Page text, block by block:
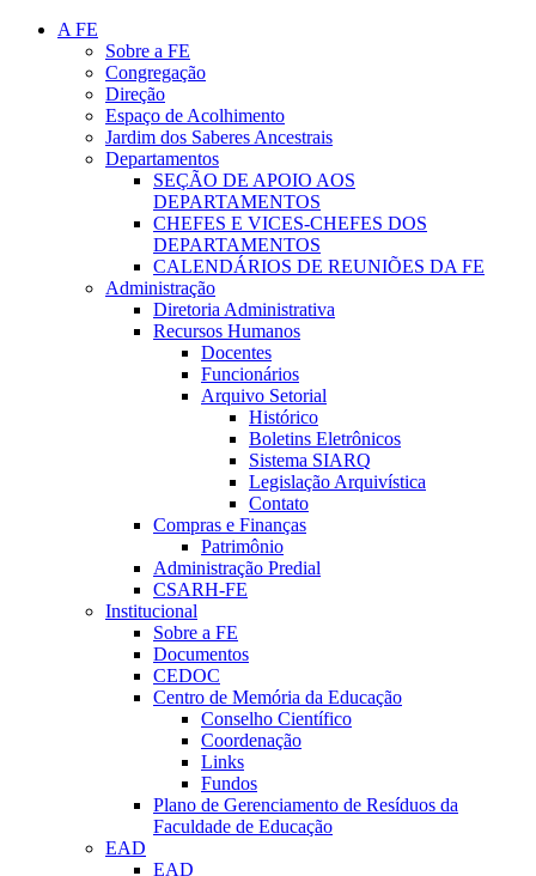
A FE
Sobre a FE
Congregação
Direção
Espaço de Acolhimento
Jardim dos Saberes Ancestrais
Departamentos
SEÇÃO DE APOIO AOS
DEPARTAMENTOS
CHEFES E VICES-CHEFES DOS
DEPARTAMENTOS
CALENDÁRIOS DE REUNIÕES DA FE
Administração
Diretoria Administrativa
Recursos Humanos
Docentes
Funcionários
Arquivo Setorial
Histórico
Boletins Eletrônicos
Sistema SIARQ
Legislação Arquivística
Contato
Compras e Finanças
Patrimônio
Administração Predial
CSARH-FE
Institucional
Sobre a FE
Documentos
CEDOC
Centro de Memória da Educação
Conselho Científico
Coordenação
Links
Fundos
Plano de Gerenciamento de Resíduos da
Faculdade de Educação
EAD
EAD